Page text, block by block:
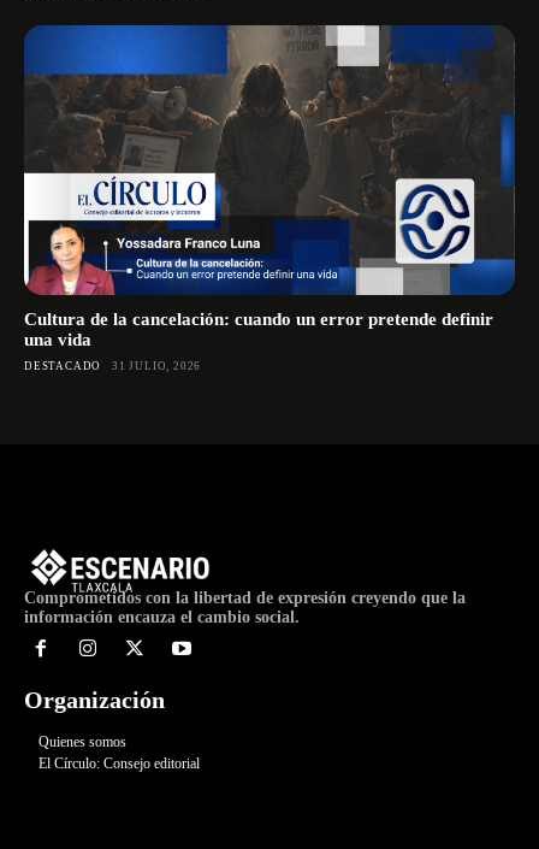
Cultura de la cancelación: cuando un error pretende definir
una vida
DESTACADO 31 JULIO, 2026
Comprometidos con la libertad de expresión creyendo que la
información encauza el cambio social.
Organización
Quienes somos
El Círculo: Consejo editorial